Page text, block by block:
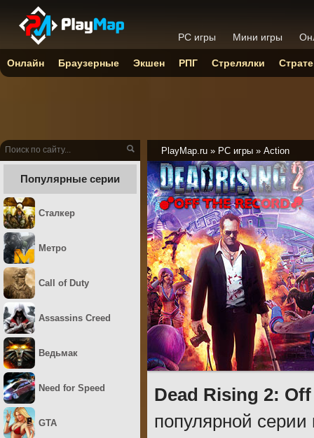
PlayMap.ru » PC игры » Action
Dead Rising 2:
популярной серии
Популярные серии
Сталкер
Метро
Call of Duty
Assassins Creed
Ведьмак
Need for Speed
GTA
PC игры Мини игры
Онлайн Браузерные Экшен РПГ Стрелялки